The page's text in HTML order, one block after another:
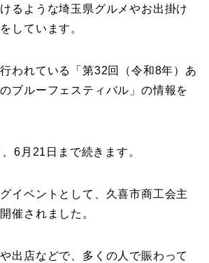
るような埼玉県グルメやお出掛け
しています。
われている「第32回（令和8年）あ
ブルーフェスティバル」の情報を
6月21日まで続きます。
イベントとして、久喜市商工会主
催されました。
出店などで、多くの人で賑わって